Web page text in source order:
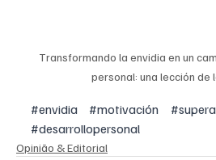
Transformando la envidia en un
personal: una lección de
#envidia #motivación
#desarrollopersonal
Opinião & Editorial